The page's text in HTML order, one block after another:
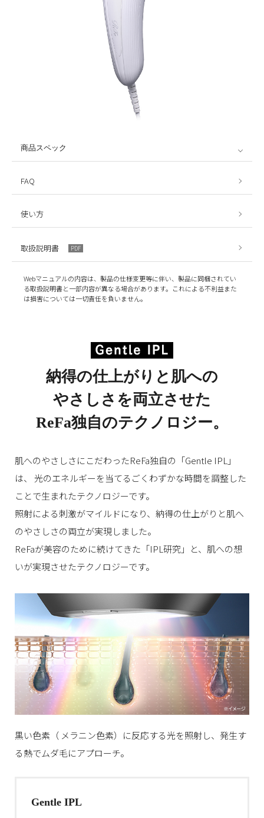
商品スペック
FAQ
使い方
取扱説明書 PDF
Webマニュアルの内容は、製品の仕様変更等に伴い、製品に同梱されてい
る取扱説明書と一部内容が異なる場合があります。これによる不利益また
は損害については一切責任を負いません。
納得の仕上がりと肌への
やさしさを両立させた
ReFa独自のテクノロジー。
肌へのやさしさにこだわったReFa独自の「Gentle IPL」
は、
光のエネルギーを当てるごくわずかな時間を調整した
ことで生まれたテクノロジーです。
照射による刺激がマイルドになり、納得の仕上がりと肌へ
のやさしさの両立が実現しました。
ReFaが美容のために続けてきた「IPL研究」と、肌への想
いが実現させたテクノロジーです。
黒い色素（ メラニン色素）に反応する光を照射し、発生す
る熱でムダ毛にアプローチ。
Gentle IPL